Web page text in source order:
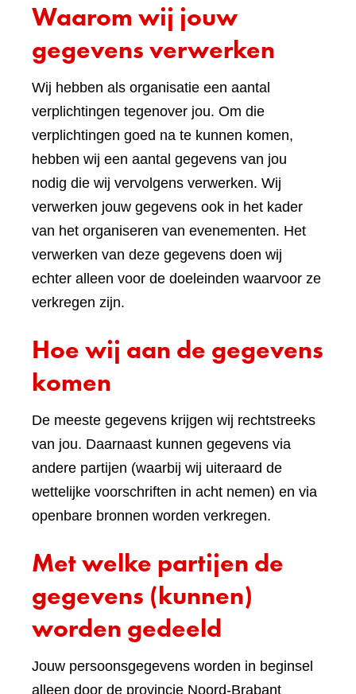
Waarom wij jouw
gegevens verwerken
Wij hebben als organisatie een aantal
verplichtingen tegenover jou. Om die
verplichtingen goed na te kunnen komen,
hebben wij een aantal gegevens van jou
nodig die wij vervolgens verwerken. Wij
verwerken jouw gegevens ook in het kader
van het organiseren van evenementen. Het
verwerken van deze gegevens doen wij
echter alleen voor de doeleinden waarvoor ze
verkregen zijn.
Hoe wij aan de gegevens
komen
De meeste gegevens krijgen wij rechtstreeks
van jou. Daarnaast kunnen gegevens via
andere partijen (waarbij wij uiteraard de
wettelijke voorschriften in acht nemen) en via
openbare bronnen worden verkregen.
Met welke partijen de
gegevens (kunnen)
worden gedeeld
Jouw persoonsgegevens worden in beginsel
alleen door de provincie Noord-Brabant